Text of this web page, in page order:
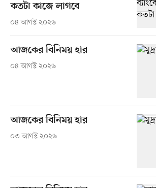
কতটা কাজে লাগবে
০৪ আগস্ট ২০২৬
আজকের বিনিময় হার
০৪ আগস্ট ২০২৬
আজকের বিনিময় হার
০৩ আগস্ট ২০২৬